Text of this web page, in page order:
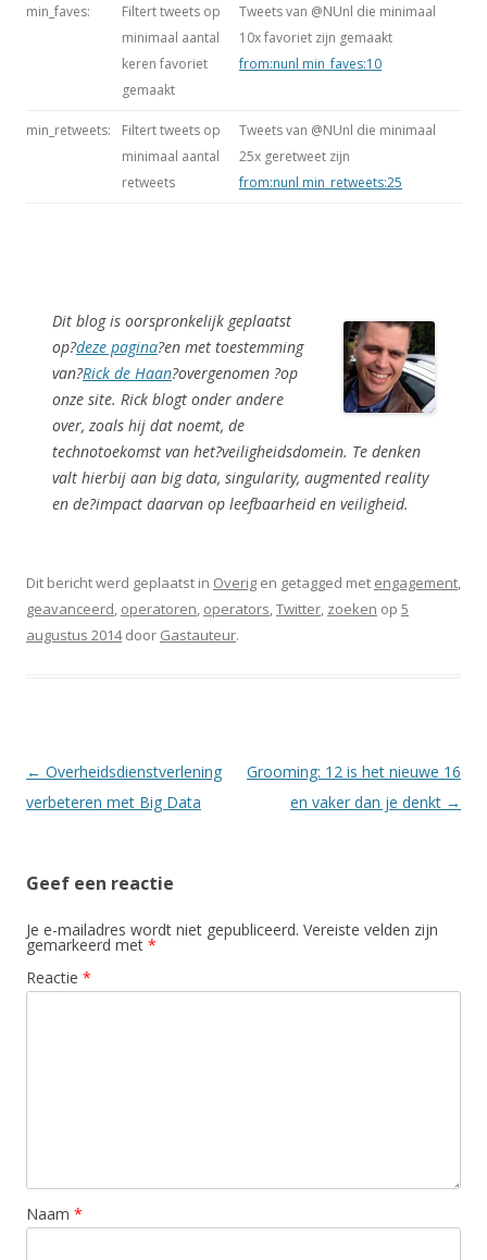
min_faves:
Filtert tweets op
minimaal aantal
keren favoriet
gemaakt
Tweets van @NUnl die minimaal
10x favoriet zijn gemaakt
from:nunl min_faves:10
min_retweets:
Filtert tweets op
minimaal aantal
retweets
Tweets van @NUnl die minimaal
25x geretweet zijn
from:nunl min_retweets:25
Dit blog is oorspronkelijk geplaatst
op?deze pagina?en met toestemming
van?Rick de Haan?overgenomen ?op
onze site. Rick blogt onder andere
over, zoals hij dat noemt, de
technotoekomst van het?veiligheidsdomein. Te denken
valt hierbij aan big data, singularity, augmented reality
en de?impact daarvan op leefbaarheid en veiligheid.
Dit bericht werd geplaatst in Overig en getagged met engagement,
geavanceerd, operatoren, operators,Twitter, zoeken op 5
augustus 2014door Gastauteur.
Berichtnavigatie
← Overheidsdienstverlening
verbeteren met Big Data
Grooming: 12 is het nieuwe 16
en vaker dan je denkt →
Geef een reactie
Je e-mailadres wordt niet gepubliceerd. Vereiste velden zijn
gemarkeerd met *
Reactie *
Naam *